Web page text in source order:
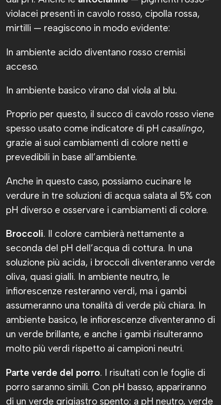
violacei presenti in cavolo rosso, cipolla rossa,
mirtilli — reagiscono in modo evidente:
In ambiente acido diventano rosso cremisi
acceso.
In ambiente basico virano dal viola al blu.
Proprio per questo, il succo di cavolo rosso viene
spesso usato come indicatore di pH casalingo,
grazie ai suoi cambiamenti di colore netti e
prevedibili in base all’ambiente.
Anche in questo caso, possiamo cucinare le
verdure in tre soluzioni di acqua salata al 5% con
pH diverso e osservare i cambiamenti di colore.
Broccoli. Il colore cambierà nettamente a
seconda del pH dell’acqua di cottura. In una
soluzione più acida, i broccoli diventeranno verde
oliva, quasi gialli. In ambiente neutro, le
infiorescenze resteranno verdi, ma i gambi
assumeranno una tonalità di verde più chiara. In
ambiente basico, le infiorescenze diventeranno di
un verde brillante, e anche i gambi risulteranno
molto più verdi rispetto ai campioni neutri.
Parte verde del porro. I risultati con le foglie di
porro saranno simili. Con pH basso, appariranno
di un verde grigiastro spento; a pH neutro, verde